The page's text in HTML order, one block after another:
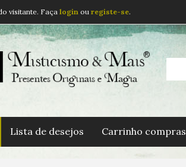
visitante. Faça login ou registe-se.
Lista de desejos Carrinho compras